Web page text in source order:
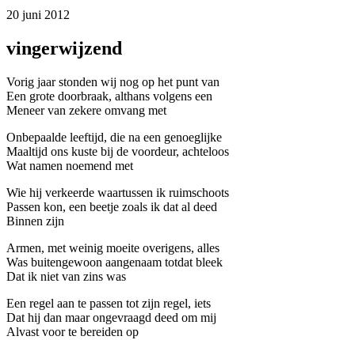
20 juni 2012
vingerwijzend
Vorig jaar stonden wij nog op het punt van
Een grote doorbraak, althans volgens een
Meneer van zekere omvang met
Onbepaalde leeftijd, die na een genoeglijke
Maaltijd ons kuste bij de voordeur, achteloos
Wat namen noemend met
Wie hij verkeerde waartussen ik ruimschoots
Passen kon, een beetje zoals ik dat al deed
Binnen zijn
Armen, met weinig moeite overigens, alles
Was buitengewoon aangenaam totdat bleek
Dat ik niet van zins was
Een regel aan te passen tot zijn regel, iets
Dat hij dan maar ongevraagd deed om mij
Alvast voor te bereiden op